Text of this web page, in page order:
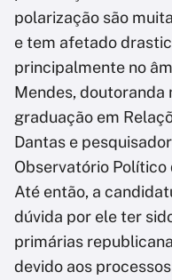
polarização são
e tem afetado
principalmente no
Mendes, doutoranda
graduação em
Dantas e
Observatório Político
Até então, a
dúvida por ele ter
primárias
devido aos